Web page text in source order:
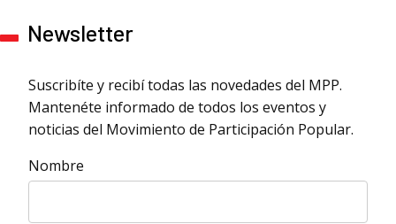
Newsletter
Suscribíte y recibí todas las novedades del MPP.
Mantenéte informado de todos los eventos y
noticias del Movimiento de Participación Popular.
Nombre